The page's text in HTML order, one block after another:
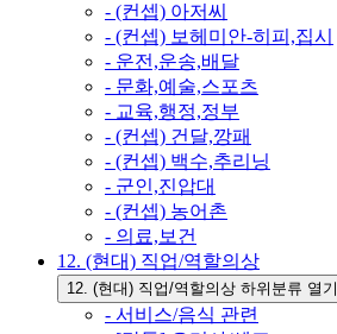
- (컨셉) 아저씨
- (컨셉) 보헤미안-히피,집시
- 운전,운송,배달
- 문화,예술,스포츠
- 교육,행정,정부
- (컨셉) 건달,깡패
- (컨셉) 백수,추리닝
- 군인,진압대
- (컨셉) 농어촌
- 의료,보건
12. (현대) 직업/역할의상
12. (현대) 직업/역할의상 하위분류 열기
- 서비스/음식 관련